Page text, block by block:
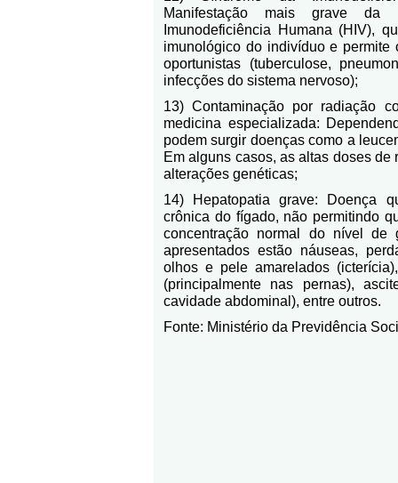
Manifestação mais grave
Imunodeficiência Humana (HIV),
imunológico do indivíduo e permite
oportunistas (tuberculose,
infecções do sistema nervoso);
13) Contaminação por radiação
medicina especializada:
podem surgir doenças como a
Em alguns casos, as altas doses de
alterações genéticas;
14) Hepatopatia grave: Doença
crônica do fígado, não permitindo
concentração normal do nível de
apresentados estão náuseas,
olhos e pele amarelados
(principalmente nas pernas),
cavidade abdominal), entre outros.
Fonte: Ministério da Previdência